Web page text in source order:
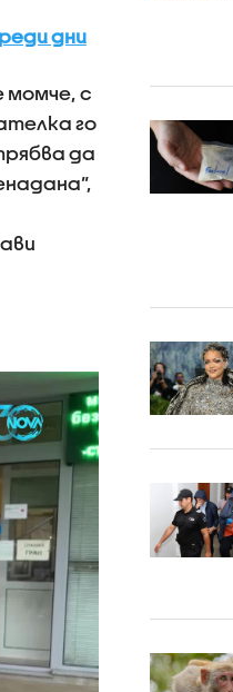
дни
момче, с
го
да